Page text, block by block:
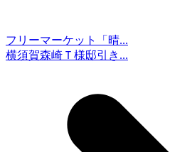
フリーマーケット「晴...
横須賀森崎Ｔ様邸引き...